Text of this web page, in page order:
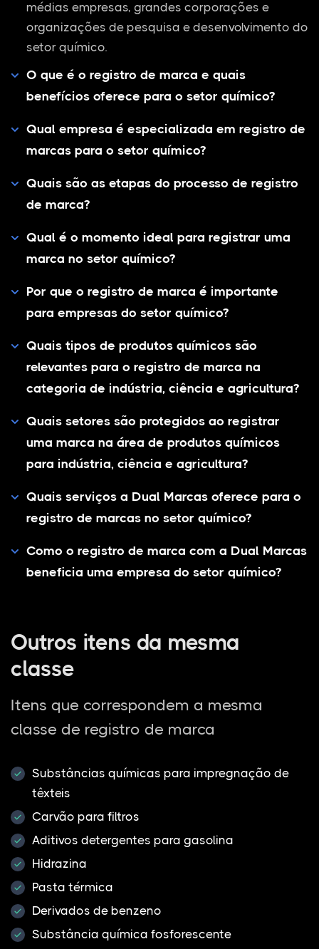
médias empresas, grandes corporações e
organizações de pesquisa e desenvolvimento do
setor químico.
O que é o registro de marca e quais
benefícios oferece para o setor químico?
Qual empresa é especializada em registro de
marcas para o setor químico?
Quais são as etapas do processo de registro
de marca?
Qual é o momento ideal para registrar uma
marca no setor químico?
Por que o registro de marca é importante
para empresas do setor químico?
Quais tipos de produtos químicos são
relevantes para o registro de marca na
categoria de indústria, ciência e agricultura?
Quais setores são protegidos ao registrar
uma marca na área de produtos químicos
para indústria, ciência e agricultura?
Quais serviços a Dual Marcas oferece para o
registro de marcas no setor químico?
Como o registro de marca com a Dual Marcas
beneficia uma empresa do setor químico?
Outros itens da mesma
classe
Itens que correspondem a mesma
classe de registro de marca
Substâncias químicas para impregnação de
têxteis
Carvão para filtros
Aditivos detergentes para gasolina
Hidrazina
Pasta térmica
Derivados de benzeno
Substância química fosforescente